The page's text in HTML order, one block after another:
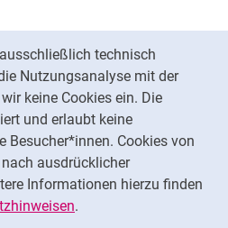
technisch
Nutzungsanalyse mit der
keine Cookies ein. Die
und erlaubt keine
Besucher*innen. Cookies von
ausdrücklicher
Informationen hierzu finden
.